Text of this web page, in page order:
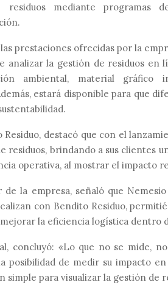
mediante programas
prestaciones ofrecidas por la
analizar la gestión de residuos en
ambiental, material gráfico
estará disponible para que
destacó que con el
residuos, brindando a sus clientes
operativa, al mostrar el impacto
la empresa, señaló que
con Bendito Residuo,
la eficiencia logística dentro
concluyó: «Lo que no se mide,
posibilidad de medir su impacto
para visualizar la gestión de